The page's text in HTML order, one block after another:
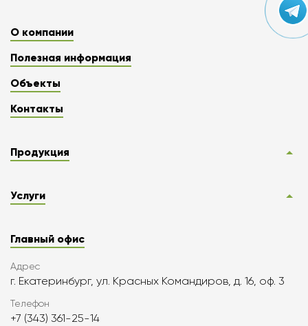
О компании
Полезная информация
Объекты
Контакты
Продукция
Услуги
Главный офис
Адрес
г. Екатеринбург, ул. Красных Командиров, д. 16, оф. 3
Телефон
+7 (343) 361-25-14